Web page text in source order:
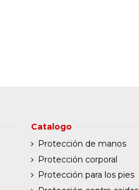
Catalogo
Protección de manos
Protección corporal
Protección para los pies